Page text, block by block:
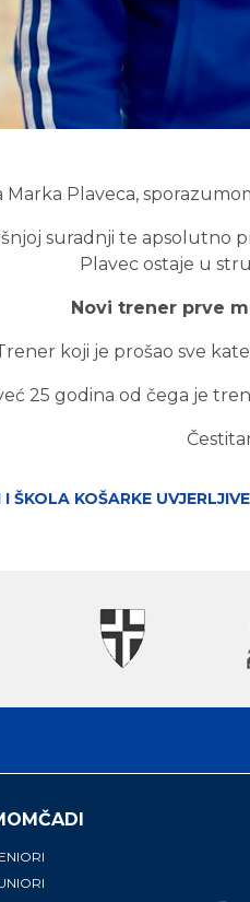
Marka Plaveca,
suradnji te apsolutno
Plavec ostaje u
Novi trener prve
koji je prošao sve
25 godina od čega je
KOŠARKE UVJERLJIVE